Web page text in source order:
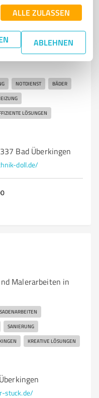
ALLE ZULASSEN
ABLEHNEN
in Hausen an
NOTDIENST BÄDER
LÖSUNGEN
Bad Überkingen
doll.de/
Malerarbeiten in
SANIERUNG
KREATIVE LÖSUNGEN
stuck.de/